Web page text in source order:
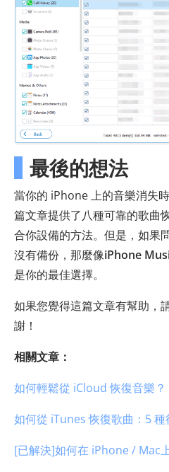
最後的想法
當你的 iPhone 上的音樂消失
篇文章提供了八種可靠的歌曲
合你設備的方法。但是，如果
沒有備份，那麼像iPhone
是你的最佳選擇。
如果您覺得這篇文章有幫助，
謝！
相關文章：
如何輕鬆從 iCloud 恢復音樂
如何從 iTunes 恢復歌曲：5
[已解決]如何在 iPhone / Mac